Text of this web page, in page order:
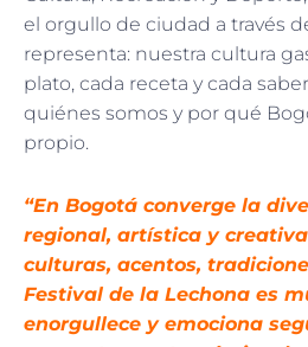
el orgullo de ciudad a través
representa: nuestra cultura
plato, cada receta y cada
quiénes somos y por qué
propio.
“En Bogotá converge la
regional, artística y
culturas, acentos,
Festival de la Lechona es
enorgullece y emociona